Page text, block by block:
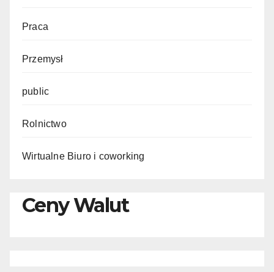
Praca
Przemysł
public
Rolnictwo
Wirtualne Biuro i coworking
Ceny Walut